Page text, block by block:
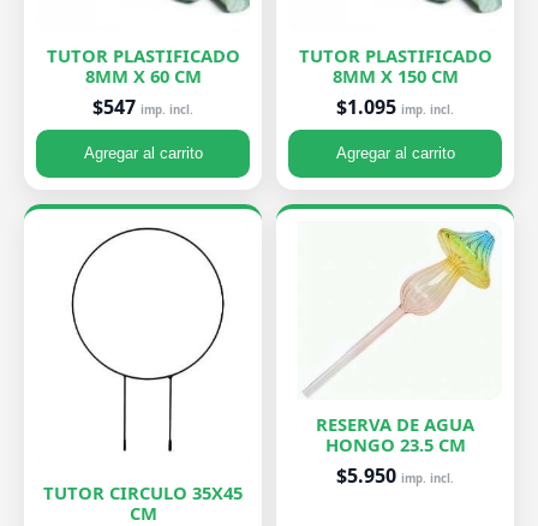
TUTOR PLASTIFICADO
8MM X 60 CM
$547 imp. incl.
Agregar al carrito
TUTOR PLASTIFICADO
8MM X 150 CM
$1.095 imp. incl.
Agregar al carrito
TUTOR CIRCULO 35X45
CM
RESERVA DE AGUA
HONGO 23.5 CM
$5.950 imp. incl.